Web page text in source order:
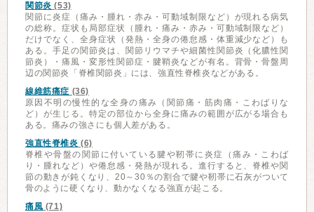
関節炎 (53)
関節に炎症（痛み・腫れ・赤み・可動域制限など）が現れる病気
の総称。症状も局部症状（腫れ・痛み・赤み・可動域制限など）
だけでなく、全身症状（発熱・全身の倦怠感・体重減少など）も
ある。手足の関節炎は、関節リウマチや細菌性関節炎（化膿性関
節炎）・痛風・変形性関節症・腱鞘炎などが有名。背骨・骨盤周
辺の関節炎「脊椎関節炎」には、強直性脊椎炎などがある。
線維筋痛症 (36)
原因不明の慢性的な全身の痛み（関節痛・筋肉痛・こわばりな
ど）が生じる。特定の部位から全身に痛みの範囲が広がる場合も
ある。痛みの強さにも個人差がある。
強直性脊椎炎 (6)
脊椎や骨盤の関節に付いている腱や靭帯に炎症（痛み・こわば
り・腫れなど）や倦怠感・発熱が現れる。進行すると、脊椎や関
節の動きが鈍くなり、20～30％の割合で腱や靭帯に石灰がついて
骨のように硬くなり、動かなくなる強直が起こる。
痛風 (71)